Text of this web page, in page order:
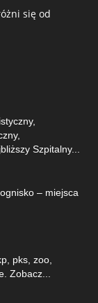
się od
Szpitalny...
– miejsca
pks, zoo,
Zobacz...